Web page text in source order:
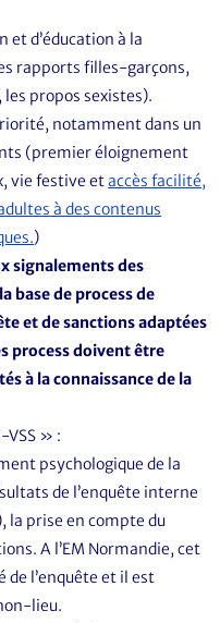
d’éducation à la
rapports filles-garçons,
propos sexistes).
notamment dans un
(premier éloignement
vie festive etaccès facilité,
à des contenus
)
signalements des
base de process de
et de sanctions adaptées
process doivent être
à la connaissance de la
VSS » :
psychologique de la
de l’enquête interne
la prise en compte du
A l’EM Normandie, cet
l’enquête et il est
lieu.